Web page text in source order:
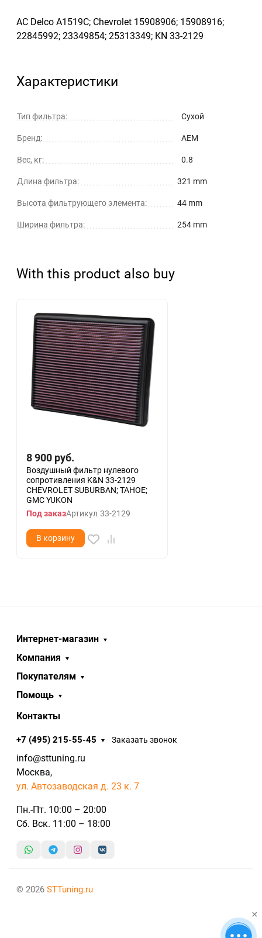
AC Delco A1519C; Chevrolet 15908906; 15908916;
22845992; 23349854; 25313349; KN 33-2129
Характеристики
Тип фильтра: Сухой
Бренд: AEM
Вес, кг: 0.8
Длина фильтра: 321 mm
Высота фильтрующего элемента: 44 mm
Ширина фильтра: 254 mm
With this product also buy
8 900 руб.
Воздушный фильтр нулевого
сопротивления K&N 33-2129
CHEVROLET SUBURBAN; TAHOE;
GMC YUKON
Под заказАртикул 33-2129
В корзину
Интернет-магазин
Компания
Покупателям
Помощь
Контакты
+7 (495) 215-55-45 Заказать звонок
info@sttuning.ru
Москва,
ул. Автозаводская д. 23 к. 7
Пн.-Пт. 10:00 – 20:00
Сб. Вск. 11:00 – 18:00
© 2026 STTuning.ru
×